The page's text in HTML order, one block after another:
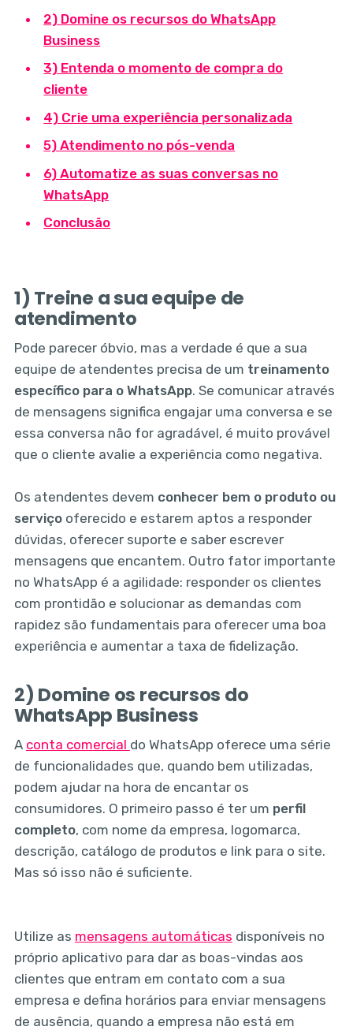
2) Domine os recursos do WhatsApp
Business
3) Entenda o momento de compra do
cliente
4) Crie uma experiência personalizada
5) Atendimento no pós-venda
6) Automatize as suas conversas no
WhatsApp
Conclusão
1) Treine a sua equipe de
atendimento
Pode parecer óbvio, mas a verdade é que a sua
equipe de atendentes precisa de um treinamento
específico para o WhatsApp. Se comunicar através
de mensagens significa engajar uma conversa e se
essa conversa não for agradável, é muito provável
que o cliente avalie a experiência como negativa.
Os atendentes devem conhecer bem o produto ou
serviçooferecido e estarem aptos a responder
dúvidas, oferecer suporte e saber escrever
mensagens que encantem. Outro fator importante
no WhatsApp é a agilidade: responder os clientes
com prontidão e solucionar as demandas com
rapidez são fundamentais para oferecer uma boa
experiência e aumentar a taxa de fidelização.
2) Domine os recursos do
WhatsApp Business
A conta comercial do WhatsApp oferece uma série
de funcionalidades que, quando bem utilizadas,
podem ajudar na hora de encantar os
consumidores. O primeiro passo é ter um perfil
completo, com nome da empresa, logomarca,
descrição, catálogo de produtos e link para o site.
Mas só isso não é suficiente.
Utilize as mensagens automáticas disponíveis no
próprio aplicativo para dar as boas-vindas aos
clientes que entram em contato com a sua
empresa e defina horários para enviar mensagens
de ausência, quando a empresa não está em